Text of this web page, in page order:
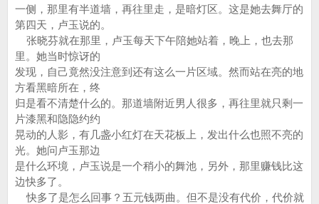
一侧，那里有半道墙，再往里走，是暗灯区。这是她去舞厅的
第四天，卢玉说的。
张晓芬就在那里，卢玉每天下午陪她站着，晚上，也去那
里。她当时惊讶的
发现，自己竟然没注意到还有这么一片区域。然而站在亮的地
方看黑暗所在，终
归是看不清楚什么的。那道墙附近男人很多，再往里就只剩一
片漆黑和隐隐约约
晃动的人影，有几盏小红灯在天花板上，发出什么也照不亮的
光。她问卢玉那边
是什么环境，卢玉说是一个稍小的舞池，另外，那里赚钱比这
边快多了。
快多了是怎么回事？五元钱两曲。但不是没有代价，代价就